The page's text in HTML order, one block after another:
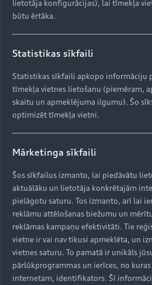
lietotāja konfigurācijas), lai tīmekļa
būtu ērtāka.
Statistikas sīkfaili
Statistikas sīkfaili apkopo informāciju
tīmekļa vietnes lietošanu (piemēram,
skaitu un apmeklējuma ilgumu). Šo
optimizēt tīmekļa vietni.
Mārketinga sīkfaili
Šos sīkfailus izmanto, lai piedāvātu
aktuālāku un lietotāja konkrētajām
pielāgotu saturu. Tos izmanto, arī lai
reklāmu attēlošanas biežumu un
reklāmas kampaņu efektivitāti. Tie
vietne ir vai nav tikusi apmeklēta, un
vietnes saturu. To pamatā ir unikāls
pārlūkprogrammas un ierīces, no
internetam, identifikators. Šī